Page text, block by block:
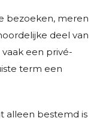
bezoeken, meren
deel van
een privé-
term een
alleen bestemd is